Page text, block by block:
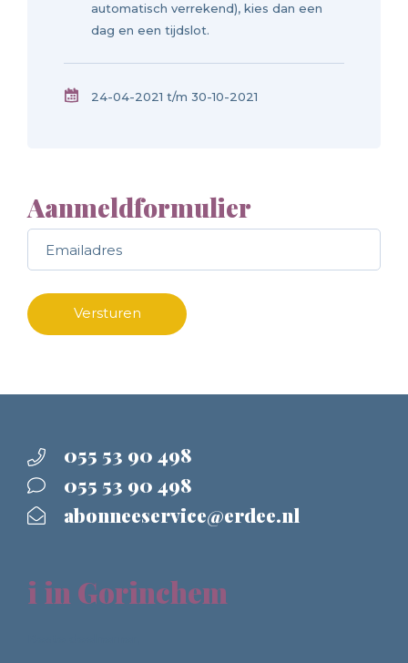
automatisch verrekend), kies dan een
dag en een tijdslot.
24-04-2021 t/m 30-10-2021
Aanmeldformulier
Versturen
055 53 90 498
055 53 90 498
abonneeservice@erdee.nl
i in Gorinchem